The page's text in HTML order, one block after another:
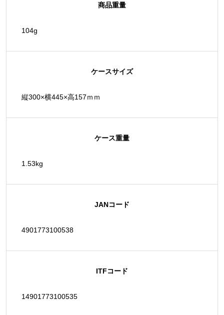
商品重量
104g
ケースサイズ
縦300×横445×高157ｍｍ
ケース重量
1.53kg
JANコード
4901773100538
ITFコード
14901773100535